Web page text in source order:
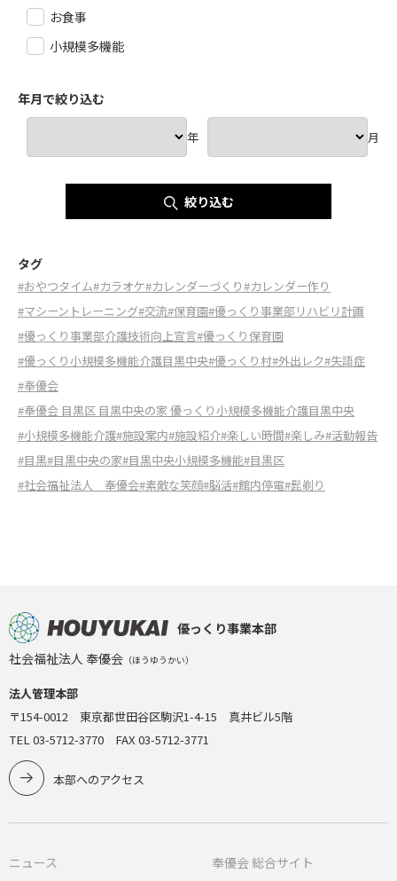
お食事
小規模多機能
年月で絞り込む
年 月
絞り込む
タグ
#おやつタイム#カラオケ#カレンダーづくり#カレンダー作り
#マシーントレーニング#交流#保育園#優っくり事業部リハビリ計画
#優っくり事業部介護技術向上宣言#優っくり保育園
#優っくり小規模多機能介護目黒中央#優っくり村#外出レク#失語症
#奉優会
#奉優会 目黒区 目黒中央の家 優っくり小規模多機能介護目黒中央
#小規模多機能介護#施設案内#施設紹介#楽しい時間#楽しみ#活動報告
#目黒#目黒中央の家#目黒中央小規模多機能#目黒区
#社会福祉法人 奉優会#素敵な笑顔#脳活#館内停電#髭剃り
優っくり事業本部
社会福祉法人 奉優会 （ほうゆうかい）
法人管理本部
〒154-0012 東京都世田谷区駒沢1-4-15 真井ビル5階
TEL 03-5712-3770 FAX 03-5712-3771
本部へのアクセス
ニュース 奉優会 総合サイト